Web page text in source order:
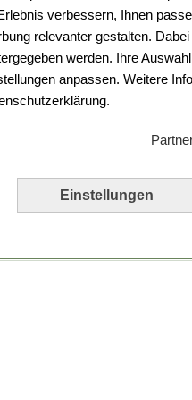
verbessern, Ihnen
relevanter gestalten.
werden. Ihre
anpassen. Weitere
Einstellungen
Da ist
Leider ist ein
Bitte laden